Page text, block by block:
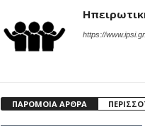
https://
ΠΑΡΟΜΟΙΑ ΑΡΘΡΑ